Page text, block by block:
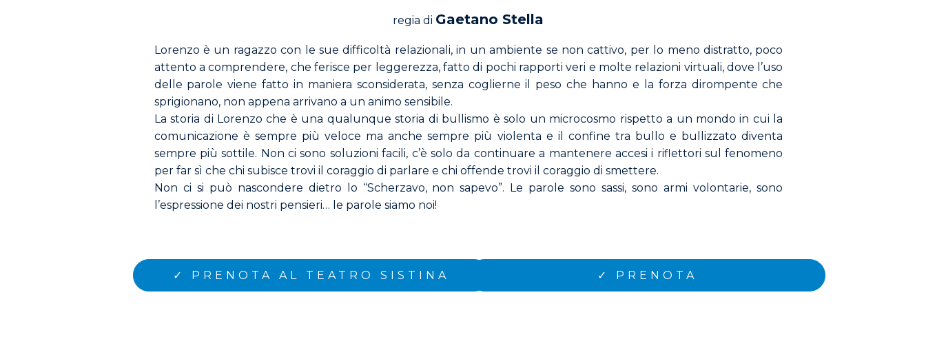
regia di Gaetano Stella
Lorenzo è un ragazzo con le sue difficoltà relazionali, in un ambiente se non cattivo, per lo meno distratto, poco
attento a comprendere, che ferisce per leggerezza, fatto di pochi rapporti veri e molte relazioni virtuali, dove l’uso
delle parole viene fatto in maniera sconsiderata, senza coglierne il peso che hanno e la forza dirompente che
sprigionano, non appena arrivano a un animo sensibile.
La storia di Lorenzo che è una qualunque storia di bullismo è solo un microcosmo rispetto a un mondo in cui la
comunicazione è sempre più veloce ma anche sempre più violenta e il confine tra bullo e bullizzato diventa
sempre più sottile. Non ci sono soluzioni facili, c’è solo da continuare a mantenere accesi i riflettori sul fenomeno
per far sì che chi subisce trovi il coraggio di parlare e chi offende trovi il coraggio di smettere.
Non ci si può nascondere dietro lo “Scherzavo, non sapevo”. Le parole sono sassi, sono armi volontarie, sono
l’espressione dei nostri pensieri… le parole siamo noi!
✓ PRENOTA AL TEATRO SISTINA ✓ PRENOTA